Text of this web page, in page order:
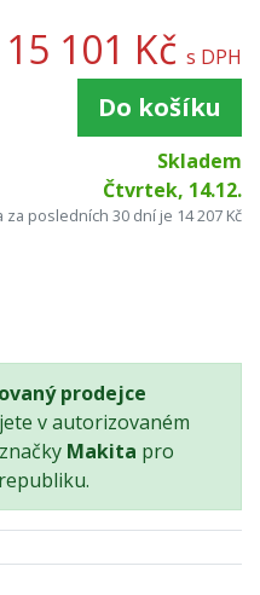
15 101 Kč s DPH
Do košíku
Skladem
Čtvrtek, 14.12.
za posledních 30 dní je 14 207 Kč
prodejce
v autorizovaném
Makita pro